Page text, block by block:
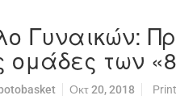
Γυναικών:
ομάδες των
Οκτ 20, 2018 Print